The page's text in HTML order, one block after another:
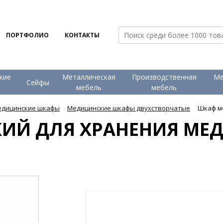
ПОРТФОЛИО КОНТАКТЫ
Сейфы
Металлическая
мебель
Производственная
мебель
шкафы Медицинские шкафы двухстворчатые Шкаф
ДЛЯ ХРАНЕНИЯ